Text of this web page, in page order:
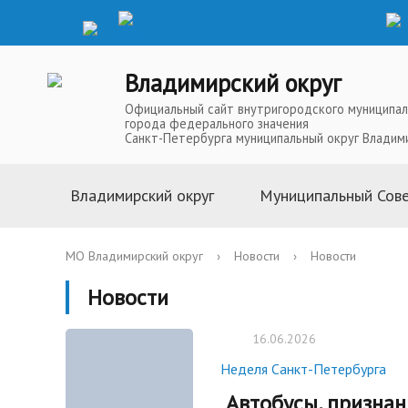
Владимирский округ
Официальный сайт внутригородского
города федерального значения
Санкт-Петербурга муниципальный округ
Владимирский округ
Информация о муниципальной
Устав
Муниципальный
Глава
Решения
Аппарат
Повестки, проекты
МО Владимирский округ › Новости › Новости
Новости
16.06.2026
Неделя Санкт-Петербурга